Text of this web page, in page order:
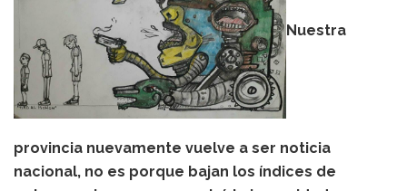
Nuestra
provincia nuevamente vuelve a ser noticia
nacional, no es porque bajan los índices de